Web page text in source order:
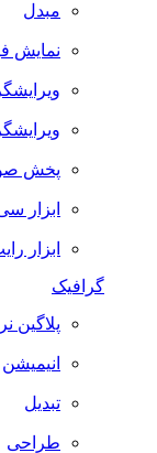
مبدل
نمایش فیلم
ویرایشگر صوت
ویرایشگر فیلم
پخش صوت
ابزار سی دی
ابزار رایت
گرافیک
پلاگین نرم
انیمیشن
تبدیل
طراحی